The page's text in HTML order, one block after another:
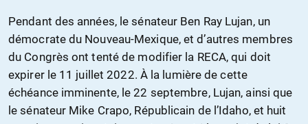
Pendant des années, le sénateur Ben Ray Lujan, un
démocrate du Nouveau-Mexique, et d’autres membres
du Congrès ont tenté de modifier la RECA, qui doit
expirer le 11 juillet 2022. À la lumière de cette
échéance imminente, le 22 septembre, Lujan, ainsi que
le sénateur Mike Crapo, Républicain de l’Idaho, et huit